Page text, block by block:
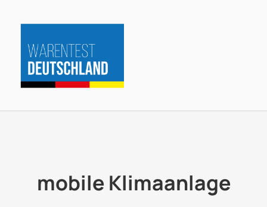
Inhalt
springen
mobile Klimaanlage